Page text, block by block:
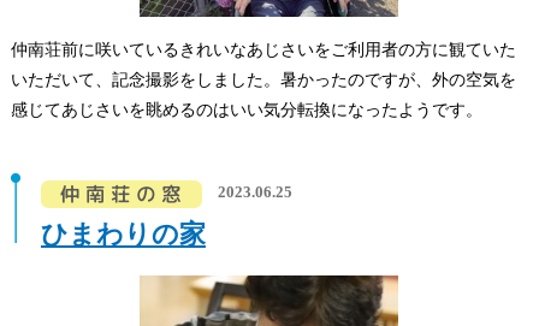
仲南荘前に咲いているきれいなあじさいをご利用者の方に観ていた
いただいて、記念撮影をしました。暑かったのですが、外の空気を
感じてあじさいを眺めるのはいい気分転換になったようです。
2023.06.25
ひまわりの家